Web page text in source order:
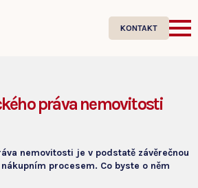
KONTAKT
práva nemovitosti
nemovitosti je v podstatě závěrečnou
procesem. Co byste o něm